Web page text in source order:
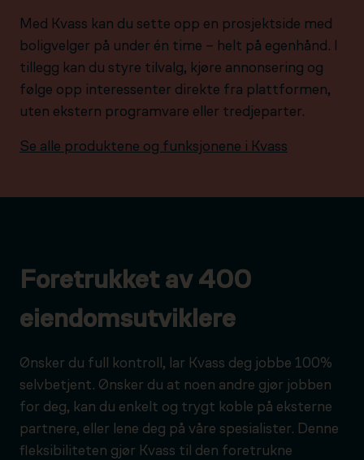
Med Kvass kan du sette opp en prosjektside med
boligvelger på under én time – helt på egenhånd. I
tillegg kan du styre tilvalg, kjøre annonsering og
følge opp interessenter direkte fra plattformen,
uten ekstern programvare eller tredjeparter.
Se alle produktene og funksjonene i Kvass
Foretrukket av 400
eiendomsutviklere
Ønsker du full kontroll, lar Kvass deg jobbe 100%
selvbetjent. Ønsker du at noen andre gjør jobben
for deg, kan du enkelt og trygt koble på eksterne
partnere, eller lene deg på våre spesialister. Denne
fleksibiliteten gjør Kvass til den foretrukne